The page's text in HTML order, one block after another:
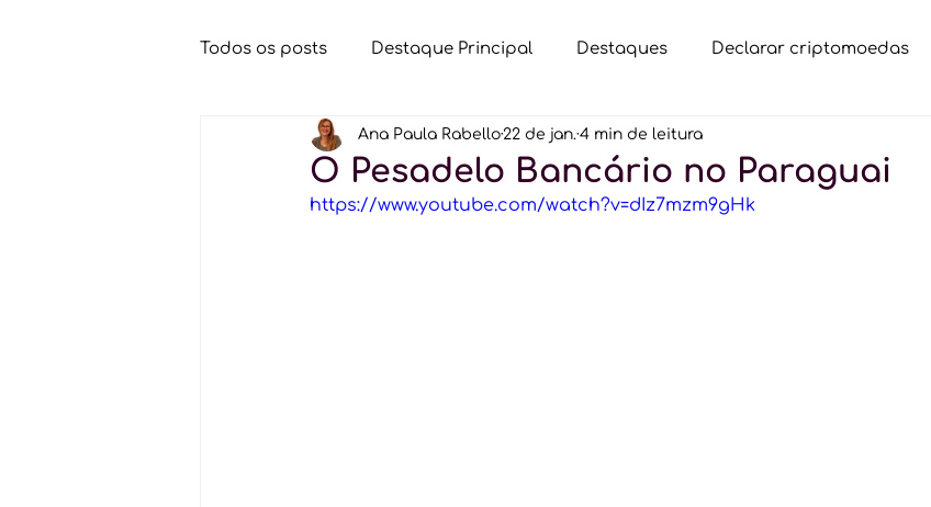
Todos os posts Destaque Principal Destaques Declarar criptomoedas
Conjuntura Econômica Novidades Declaração IRPF 2024
O Pesadelo Bancário no Paraguai
Ana Paula Rabello 22 de jan. 4 min de leitura
https://www.youtube.com/watch?v=dIz7mzm9gHk